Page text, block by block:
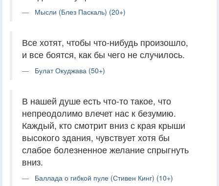
Мысли (Блез Паскаль) (20+)
Все хотят, чтобы что-нибудь произошло,
и все боятся, как бы чего не случилось.
Булат Окуджава (50+)
В нашей душе есть что-то такое, что
непреодолимо влечет нас к безумию.
Каждый, кто смотрит вниз с края крыши
высокого здания, чувствует хотя бы
слабое болезненное желание спрыгнуть
вниз.
Баллада о гибкой пуле (Стивен Кинг) (10+)